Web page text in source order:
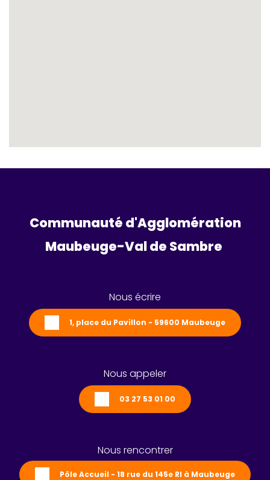
Communauté d'Agglomération
Maubeuge-Val de Sambre
Nous écrire
1, place du Pavillon - 59600 Maubeuge
Nous appeler
03 27 53 01 00
Nous rencontrer
Pôle Accueil - 18 rue du 145e RI à Maubeuge